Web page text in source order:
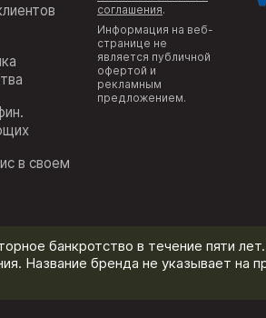
в своем
соглашения.
Информация на веб-
странице не
является публичной
офертой и
рекламным
предложением.
банкротство в течение пяти
Название бренда не указывает на